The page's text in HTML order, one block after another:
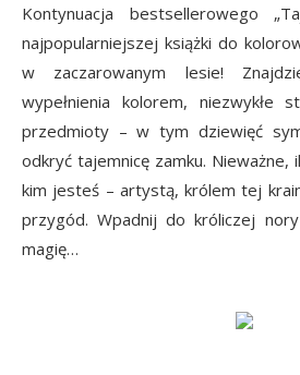
Kontynuacja bestsellerowego
najpopularniejszej książki do
w zaczarowanym lesie!
wypełnienia kolorem, niezwykłe
przedmioty – w tym dziewięć
odkryć tajemnicę zamku. Nieważne,
kim jesteś – artystą, królem tej
przygód. Wpadnij do króliczej
magię…